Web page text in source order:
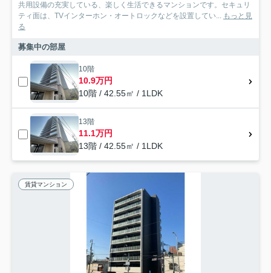
共用設備の充実している、楽しく生活できるマンションです。セキュリ
ティ面は、TVインターホン・オートロックなどを設置してい... もっと見
る
募集中の部屋
10階
10.9万円
10階 / 42.55㎡ / 1LDK
13階
11.1万円
13階 / 42.55㎡ / 1LDK
賃貸マンション